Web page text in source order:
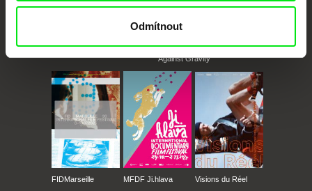
Odmítnout
CPH:DOX Doclisboa
Millennium Docs
Against Gravity
DOK Leipzig
FIDMarseille MFDF Ji.hlava Visions du Réel